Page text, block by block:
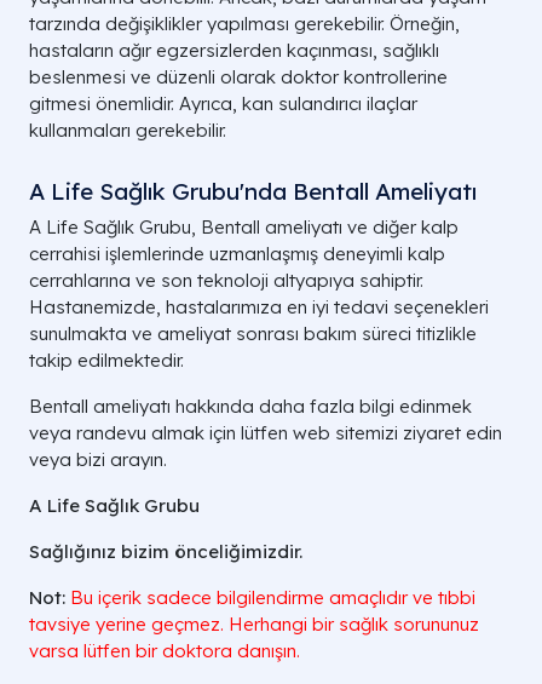
tarzında değişiklikler yapılması gerekebilir. Örneğin,
hastaların ağır egzersizlerden kaçınması, sağlıklı
beslenmesi ve düzenli olarak doktor kontrollerine
gitmesi önemlidir. Ayrıca, kan sulandırıcı ilaçlar
kullanmaları gerekebilir.
A Life Sağlık Grubu'nda Bentall Ameliyatı
A Life Sağlık Grubu, Bentall ameliyatı ve diğer kalp
cerrahisi işlemlerinde uzmanlaşmış deneyimli kalp
cerrahlarına ve son teknoloji altyapıya sahiptir.
Hastanemizde, hastalarımıza en iyi tedavi seçenekleri
sunulmakta ve ameliyat sonrası bakım süreci titizlikle
takip edilmektedir.
Bentall ameliyatı hakkında daha fazla bilgi edinmek
veya randevu almak için lütfen web sitemizi ziyaret edin
veya bizi arayın.
A Life Sağlık Grubu
Sağlığınız bizim önceliğimizdir.
Not: Bu içerik sadece bilgilendirme amaçlıdır ve tıbbi
tavsiye yerine geçmez. Herhangi bir sağlık sorununuz
varsa lütfen bir doktora danışın.